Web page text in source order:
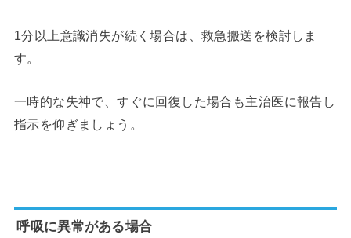
1分以上意識消失が続く場合は、救急搬送を検討しま
す。
一時的な失神で、すぐに回復した場合も主治医に報告し
指示を仰ぎましょう。
呼吸に異常がある場合